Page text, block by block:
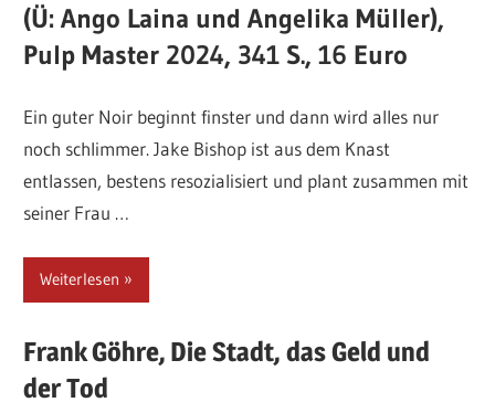
(Ü: Ango Laina und Angelika Müller),
Pulp Master 2024, 341 S., 16 Euro
Ein guter Noir beginnt finster und dann wird alles nur
noch schlimmer. Jake Bishop ist aus dem Knast
entlassen, bestens resozialisiert und plant zusammen mit
seiner Frau …
Weiterlesen
FrankGöhre, Die Stadt, das Geld und
der Tod